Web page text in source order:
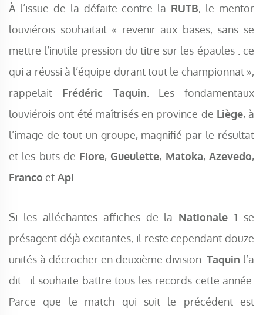
À l’issue de la défaite contre la RUTB, le mentor
louviérois souhaitait « revenir aux bases, sans se
mettre l’inutile pression du titre sur les épaules : ce
qui a réussi à l’équipe durant tout le championnat »,
rappelait Frédéric Taquin . Les fondamentaux
louviérois ont été maîtrisés en province de Liège, à
l’image de tout un groupe, magnifié par le résultat
et les buts de Fiore, Gueulette, Matoka,Azevedo,
Franco et Api
Si les alléchantes affiches de la Nationale 1 se
présagent déjà excitantes, il reste cependant douze
unités à décrocher en deuxième division. Taquin l’a
dit : il souhaite battre tous les records cette année.
Parce que le match qui suit le précédent est